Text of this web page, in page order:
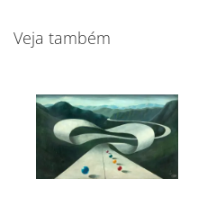
Veja tambémpróximos leilões e exposições.
Email
Ao assinar, você concorda com a nossa